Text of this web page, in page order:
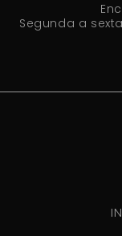
Segunda a